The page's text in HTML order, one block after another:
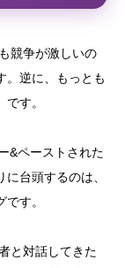
競争が激しいの
。逆に、もっとも
す。
&ペーストされた
台頭するのは、
す。
と対話してきた